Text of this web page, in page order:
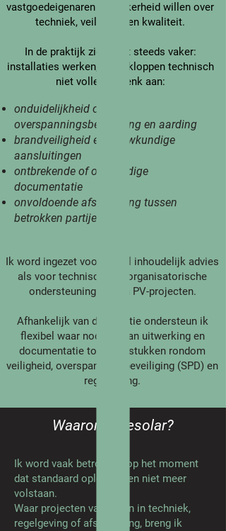
vastgoedeigenaren die zekerheid willen over
techniek, veiligheid en kwaliteit.
In de praktijk zie ik het steeds vaker:
installaties werken, maar kloppen technisch
niet volledig. Denk aan:
onduidelijkheid over
overspanningsbeveiliging en aarding
brandveiligheid en bouwkundige
aansluitingen
ontbrekende of onvolledige
documentatie
onvoldoende afstemming tussen
betrokken partijen
Ik word ingezet voor zowel inhoudelijk advies
als voor technische en organisatorische
ondersteuning binnen PV-projecten.
Afhankelijk van de situatie ondersteun ik
flexibel waar nodig — van uitwerking en
documentatie tot vraagstukken rondom
veiligheid, overspanningsbeveiliging (SPD) en
regelgeving.
​​​Waarom Shesolar?
Ik word vaak betrokken op het moment
dat standaard oplossingen niet meer
volstaan.
Waar projecten vastlopen in techniek,
regelgeving of afstemming, breng ik